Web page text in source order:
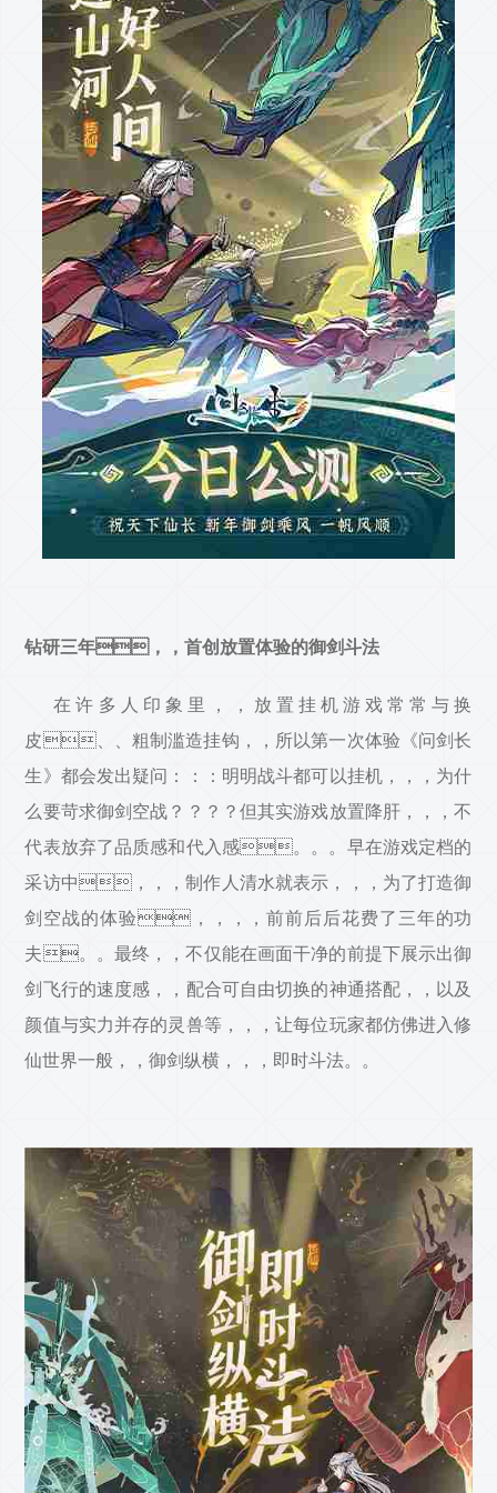
钻研三年，，首创放置体验的御剑斗法
在许多人印象里，，放置挂机游戏常常与换
皮、、粗制滥造挂钩，，所以第一次体验《问剑长
生》都会发出疑问：：：明明战斗都可以挂机，，，为什
么要苛求御剑空战？？？？但其实游戏放置降肝，，，不
代表放弃了品质感和代入感。。。早在游戏定档的
采访中，，，制作人清水就表示，，，为了打造御
剑空战的体验，，，，前前后后花费了三年的功
夫。。最终，，不仅能在画面干净的前提下展示出御
剑飞行的速度感，，配合可自由切换的神通搭配，，以及
颜值与实力并存的灵兽等，，，让每位玩家都仿佛进入修
仙世界一般，，御剑纵横，，，即时斗法。。